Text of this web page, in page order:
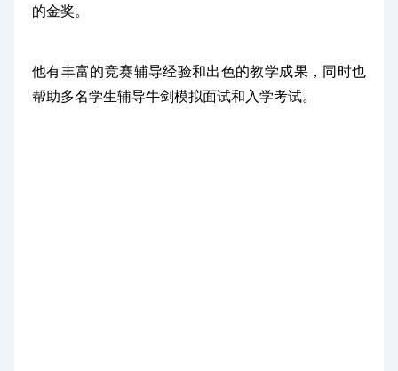
的金奖。
他有丰富的竞赛辅导经验和出色的教学成果，同时也
帮助多名学生辅导牛剑模拟面试和入学考试。